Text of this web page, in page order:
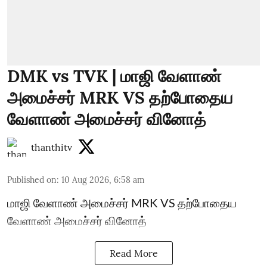
DMK vs TVK | மாஜி வேளாண்
அமைச்சர் MRK VS தற்போதைய
வேளாண் அமைச்சர் வினோத்
thanthitv
Published on: 10 Aug 2026, 6:58 am
மாஜி வேளாண் அமைச்சர் MRK VS தற்போதைய
வேளாண் அமைச்சர் வினோத்
Read More